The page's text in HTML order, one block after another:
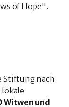
of Hope".
Stiftung nach
Witwen und